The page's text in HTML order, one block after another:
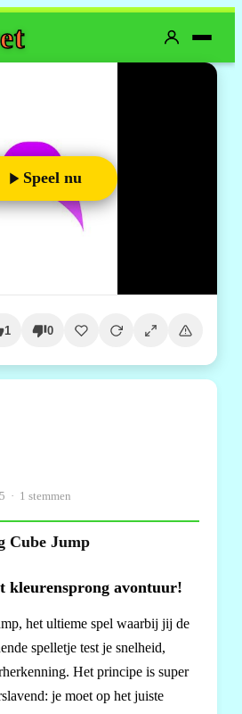
Speel nu
1 0
· 1 stemmen
Cube Jump
kleurensprong avontuur!
het ultieme spel waarbij jij de
spelletje test je snelheid,
Het principe is super
je moet op het juiste